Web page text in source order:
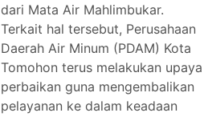
dari Mata Air Mahlimbukar.
Terkait hal tersebut, Perusahaan
Daerah Air Minum (PDAM) Kota
Tomohon terus melakukan upaya
perbaikan guna mengembalikan
pelayanan ke dalam keadaan